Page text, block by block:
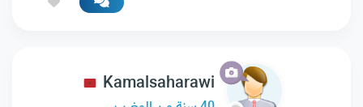
Kamalsaharawi